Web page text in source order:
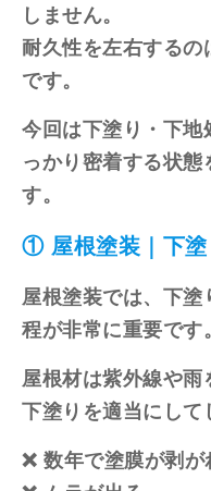
しません。
耐久性を左右するの
です。
今回は下塗り・下地
っかり密着する状態
す。
① 屋根塗装｜下塗
屋根塗装では、下
程が非常に重要です。
屋根材は紫外線や雨
下塗りを適当にし
❌ 数年で塗膜が剥が